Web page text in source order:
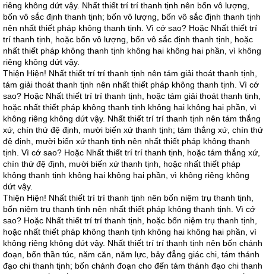
riêng không dứt vậy. Nhất thiết trí trí thanh tịnh nên bốn vô lượng,
bốn vô sắc định thanh tịnh; bốn vô lượng, bốn vô sắc định thanh tịnh
nên nhất thiết pháp không thanh tịnh. Vì cớ sao? Hoặc Nhất thiết trí
trí thanh tịnh, hoặc bốn vô lượng, bốn vô sắc định thanh tịnh, hoặc
nhất thiết pháp không thanh tịnh không hai không hai phần, vì không
riêng không dứt vậy.
Thiện Hiện! Nhất thiết trí trí thanh tịnh nên tám giải thoát thanh tịnh,
tám giải thoát thanh tịnh nên nhất thiết pháp không thanh tịnh. Vì cớ
sao? Hoặc Nhất thiết trí trí thanh tịnh, hoặc tám giải thoát thanh tịnh,
hoặc nhất thiết pháp không thanh tịnh không hai không hai phần, vì
không riêng không dứt vậy. Nhất thiết trí trí thanh tịnh nên tám thắng
xứ, chín thứ đệ định, mười biến xứ thanh tịnh; tám thắng xứ, chín thứ
đệ định, mười biến xứ thanh tịnh nên nhất thiết pháp không thanh
tịnh. Vì cớ sao? Hoặc Nhất thiết trí trí thanh tịnh, hoặc tám thắng xứ,
chín thứ đệ định, mười biến xứ thanh tịnh, hoặc nhất thiết pháp
không thanh tịnh không hai không hai phần, vì không riêng không
dứt vậy.
Thiện Hiện! Nhất thiết trí trí thanh tịnh nên bốn niệm trụ thanh tịnh,
bốn niệm trụ thanh tịnh nên nhất thiết pháp không thanh tịnh. Vì cớ
sao? Hoặc Nhất thiết trí trí thanh tịnh, hoặc bốn niệm trụ thanh tịnh,
hoặc nhất thiết pháp không thanh tịnh không hai không hai phần, vì
không riêng không dứt vậy. Nhất thiết trí trí thanh tịnh nên bốn chánh
đoạn, bốn thần túc, năm căn, năm lực, bảy đẳng giác chi, tám thánh
đạo chi thanh tịnh; bốn chánh đoạn cho đến tám thánh đạo chi thanh